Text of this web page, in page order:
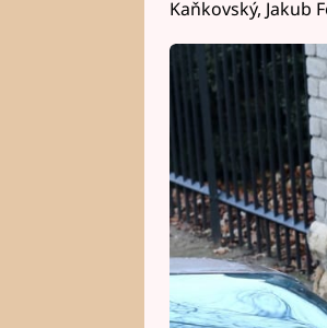
Kaňkovský, Jakub